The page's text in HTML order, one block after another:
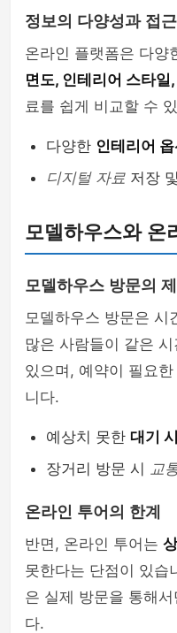
정보의 다양성과 접
온라인 플랫폼은 다양
면도, 인테리어 스타일
료를 쉽게 비교할 수
다양한 인테리어 옵
디지털 자료 저장
모델하우스와 온
모델하우스 방문의
모델하우스 방문은 시
많은 사람들이 같은
있으며, 예약이 필요
니다.
예상치 못한 대기
장거리 방문 시 교
온라인 투어의 한계
반면, 온라인 투어는
못한다는 단점이 있습
은 실제 방문을 통해
다.